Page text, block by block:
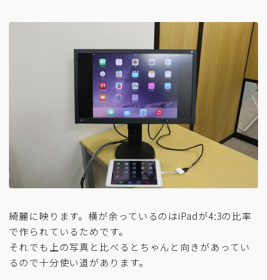
綺麗に映ります。横が余っているのはiPadが4:3の比率
で作られているためです。
それでも上の写真と比べるとちゃんと向きがあってい
るので十分使い道があります。